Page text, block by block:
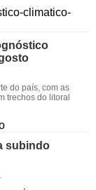
do país, com as
trechos do litoral
subindo